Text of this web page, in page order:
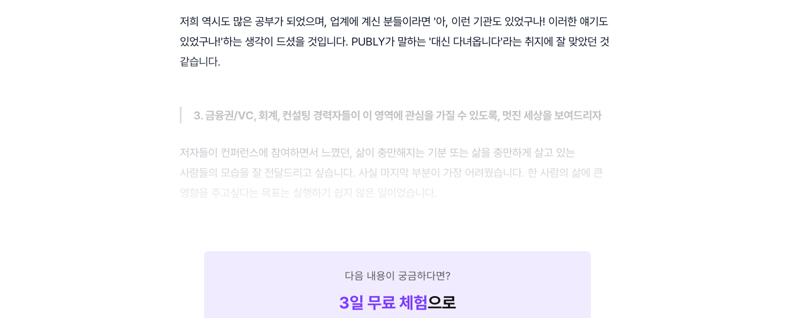
저희 역시도 많은 공부가 되었으며, 업계에 계신 분들이라면 '아, 이런 기관도 있었구나! 이러한 얘기도
있었구나!'하는 생각이 드셨을 것입니다. PUBLY가 말하는 '대신 다녀옵니다'라는 취지에 잘 맞았던 것
같습니다.
3. 금융권/VC, 회계, 컨설팅 경력자들이 이 영역에 관심을 가질 수 있도록, 멋진 세상을 보여드리자
저자들이 컨퍼런스에 참여하면서 느꼈던, 삶이 충만해지는 기분 또는 삶을 충만하게 살고 있는
사람들의 모습을 잘 전달드리고 싶습니다. 사실 마지막 부분이 가장 어려웠습니다. 한 사람의 삶에 큰
영향을 주고싶다는 목표는 실행하기 쉽지 않은 일이었습니다.
다음 내용이 궁금하다면?
3일 무료 체험으로